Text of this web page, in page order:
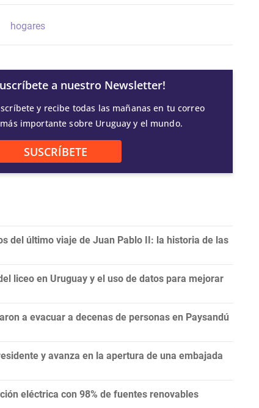
hogares
a nuestro Newsletter!
y recibe todas las mañanas en tu correo
importante sobre Uruguay y el mundo.
SUSCRÍBETE
del último viaje de Juan Pablo II: la historia de las
liceo en Uruguay y el uso de datos para mejorar
a evacuar a decenas de personas en Paysandú
y avanza en la apertura de una embajada
eléctrica con 98% de fuentes renovables